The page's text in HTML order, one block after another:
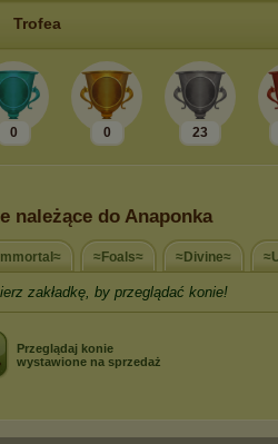
Trofea
0 0 23
należące do Anaponka
≈Foals≈ ≈Divine≈
zakładkę, by przeglądać konie!
Przeglądaj konie
wystawione na sprzedaż